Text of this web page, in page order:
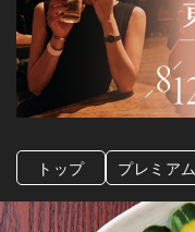
トップ プレミアム